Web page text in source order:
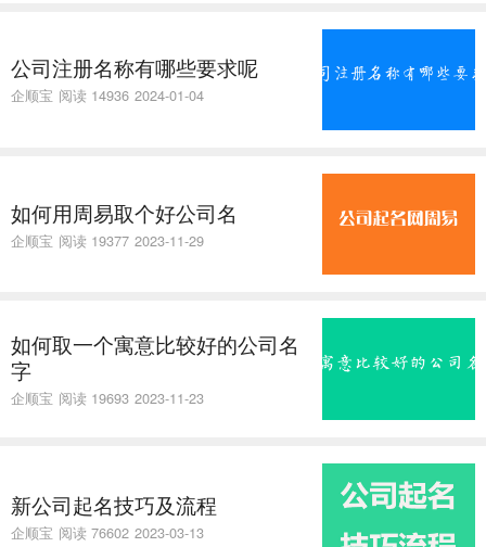
公司注册名称有哪些要求呢
企顺宝 阅读 14936 2024-01-04
如何用周易取个好公司名
企顺宝 阅读 19377 2023-11-29
如何取一个寓意比较好的公司名
字
企顺宝 阅读 19693 2023-11-23
新公司起名技巧及流程
企顺宝 阅读 76602 2023-03-13